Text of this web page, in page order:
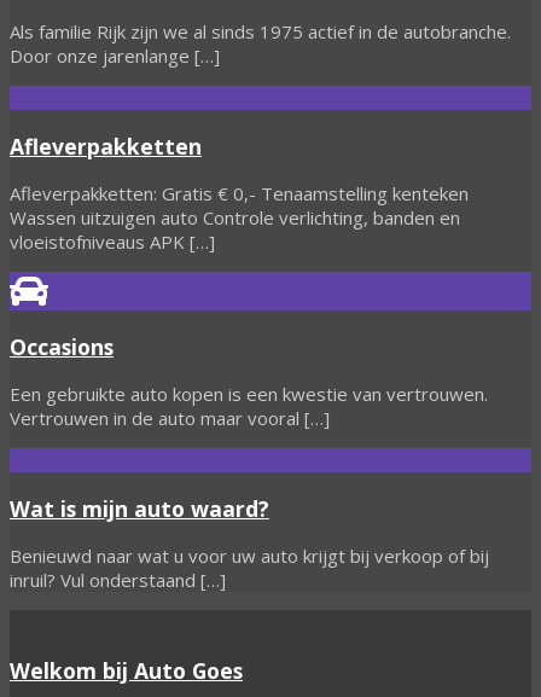
Als familie Rijk zijn we al sinds 1975 actief in de autobranche.
Door onze jarenlange […]
Afleverpakketten
Afleverpakketten: Gratis € 0,- Tenaamstelling kenteken
Wassen uitzuigen auto Controle verlichting, banden en
vloeistofniveaus APK […]
Occasions
Een gebruikte auto kopen is een kwestie van vertrouwen.
Vertrouwen in de auto maar vooral […]
Wat is mijn auto waard?
Benieuwd naar wat u voor uw auto krijgt bij verkoop of bij
inruil? Vul onderstaand […]
Welkom bij Auto Goes